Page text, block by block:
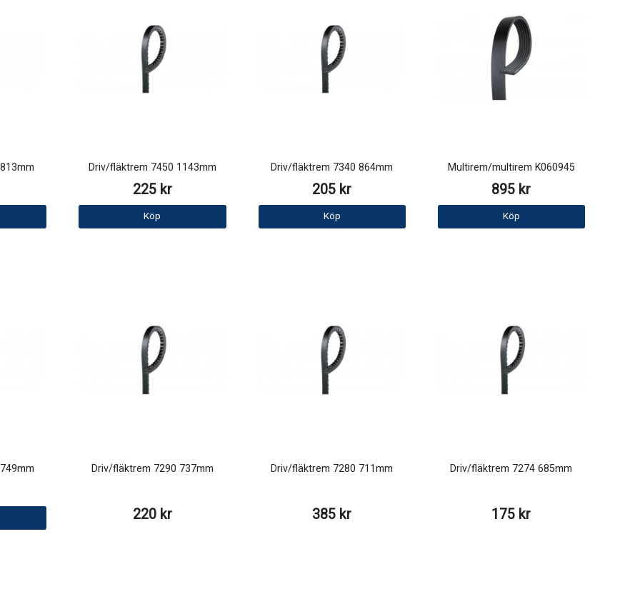
Driv/fläktrem 7450 1143mm
225 kr
Köp
Driv/fläktrem 7340 864mm
205 kr
Köp
Multirem/multirem K060945
895 kr
Köp
Driv/fläktrem 7290 737mm
220 kr
Driv/fläktrem 7280 711mm
385 kr
Driv/fläktrem 7274 685mm
175 kr